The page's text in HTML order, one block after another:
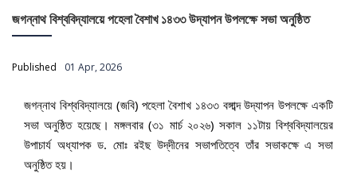
জগন্নাথ বিশ্ববিদ্যালয়ে পহেলা বৈশাখ ১৪৩৩ উদ্‌যাপন উপলক্ষে সভা অনুষ্ঠিত
Published 01 Apr, 2026
জগন্নাথ বিশ্ববিদ্যালয়ে (জবি) পহেলা বৈশাখ ১৪৩৩ বঙ্গাব্দ উদ্‌যাপন উপলক্ষে একটি
সভা অনুষ্ঠিত হয়েছে। মঙ্গলবার (৩১ মার্চ ২০২৬) সকাল ১১টায় বিশ্ববিদ্যালয়ের
উপাচার্য অধ্যাপক ড. মোঃ রইছ উদ্‌দীনের সভাপতিত্বে তাঁর সভাকক্ষে এ সভা
অনুষ্ঠিত হয়।